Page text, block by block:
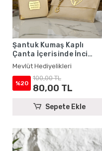
Şantuk Kumaş Kaplı
Çanta İçerisinde İnci
Tesbihli Gold Renkli
Şantuk Yasin Kitabı Seti -
Mevlüt Hediyelikleri
Mevlüt Hediyelikleri
%20
100,00 TL
80,00 TL
Sepete Ekle